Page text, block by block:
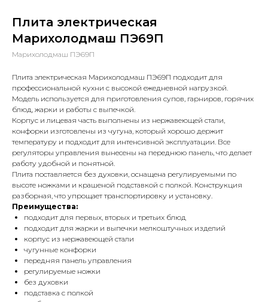
Плита электрическая
Марихолодмаш ПЭ69П
Марихолодмаш ПЭ69П
Плита электрическая Марихолодмаш ПЭ69П подходит для
профессиональной кухни с высокой ежедневной нагрузкой.
Модель используется для приготовления супов, гарниров, горячих
блюд, жарки и работы с выпечкой.
Корпус и лицевая часть выполнены из нержавеющей стали,
конфорки изготовлены из чугуна, который хорошо держит
температуру и подходит для интенсивной эксплуатации. Все
регуляторы управления вынесены на переднюю панель, что делает
работу удобной и понятной.
Плита поставляется без духовки, оснащена регулируемыми по
высоте ножками и крашеной подставкой с полкой. Конструкция
разборная, что упрощает транспортировку и установку.
Преимущества:
подходит для первых, вторых и третьих блюд
подходит для жарки и выпечки мелкоштучных изделий
корпус из нержавеющей стали
чугунные конфорки
передняя панель управления
регулируемые ножки
без духовки
подставка с полкой